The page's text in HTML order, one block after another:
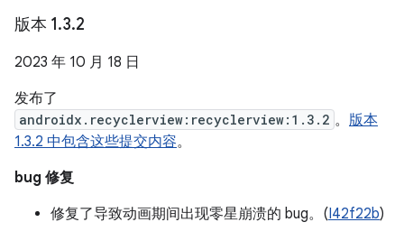
版本 1.3.2
2023 年 10 月 18 日
发布了
androidx.recyclerview:recyclerview:1.3.2 。 版本
1.3.2 中包含这些提交内容。
bug 修复
修复了导致动画期间出现零星崩溃的 bug。(I42f22b)